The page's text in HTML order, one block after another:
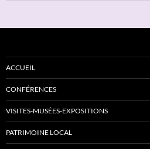
ACCUEIL
CONFÉRENCES
VISITES-MUSÉES-EXPOSITIONS
PATRIMOINE LOCAL